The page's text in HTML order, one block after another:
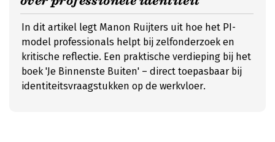
In dit artikel legt Manon Ruijters uit hoe het PI-
model professionals helpt bij zelfonderzoek en
kritische reflectie. Een praktische verdieping bij het
boek 'Je Binnenste Buiten' – direct toepasbaar bij
identiteitsvraagstukken op de werkvloer.